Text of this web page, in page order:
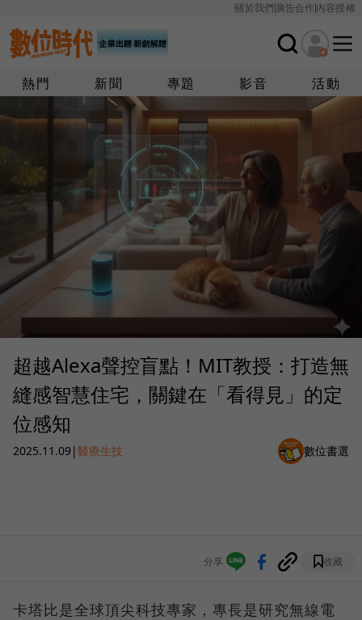
關於我們廣告合作內容授權
熱門 新聞 專題 影音 活動
超越Alexa聲控盲點！MIT教授：打造無
縫感智慧住宅，關鍵在「看得見」的定
位感知
2025.11.09|醫療生技 數位書選
分享 收藏
卡塔比是全球頂尖科技專家，專長是研究無線電